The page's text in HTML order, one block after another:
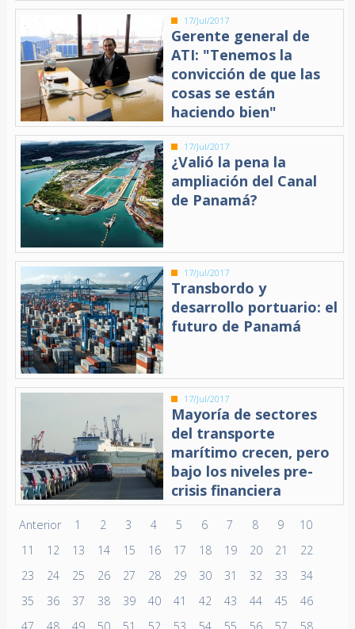
17/Jul/2017
Gerente general de
ATI: "Tenemos la
convicción de que las
cosas se están
haciendo bien"
17/Jul/2017
¿Valió la pena la
ampliación del Canal
de Panamá?
17/Jul/2017
Transbordo y
desarrollo portuario: el
futuro de Panamá
17/Jul/2017
Mayoría de sectores
del transporte
marítimo crecen, pero
bajo los niveles pre-
crisis financiera
Anterior 1 2 3 4 5 6 7 8 9
10
11
12 13 14 15 16 17 18 19 20 21
22
23
24 25 26 27 28 29 30 31 32 33
34
35
36 37 38 39 40 41 42 43 44 45
46
47
48 49 50 51 52 53 54 55 56 57 58